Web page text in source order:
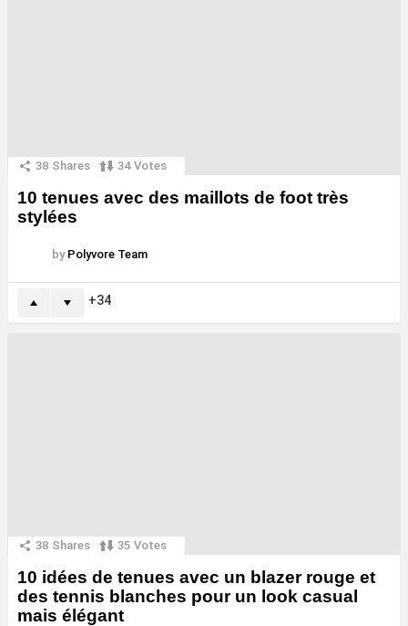
38 Shares 34 Votes
10 tenues avec des maillots de foot très
stylées
by Polyvore Team
34
38 Shares 35 Votes
10 idées de tenues avec un blazer rouge et
des tennis blanches pour un look casual
mais élégant